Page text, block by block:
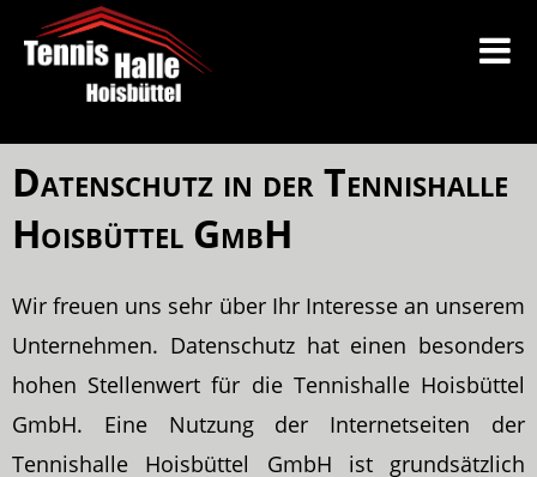
Datenschutz in der Tennishalle
Hoisbüttel GmbH
Wir freuen uns sehr über Ihr Interesse an unserem
Unternehmen. Datenschutz hat einen besonders
hohen Stellenwert für die Tennishalle Hoisbüttel
GmbH. Eine Nutzung der Internetseiten der
Tennishalle Hoisbüttel GmbH ist grundsätzlich